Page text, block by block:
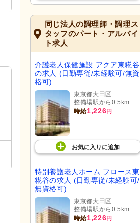
同じ法人の調理師・調理ス
タッフのパート・アルバイ
ト求人
介護老人保健施設 アクア東糀谷
の求人 (日勤専従/未経験可/無資
格可)
東京都大田区
整備場駅から0.5km
時給1,226円
お気に入り に追加
特別養護老人ホーム フロース東
糀谷の求人 (日勤専従/未経験可/
無資格可)
東京都大田区
整備場駅から0.5km
時給1,226円